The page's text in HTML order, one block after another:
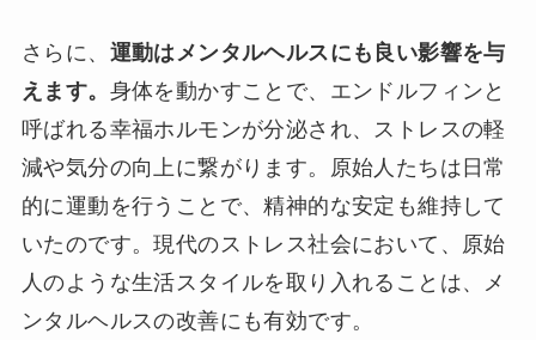
さらに、 運動はメンタルヘルスにも良い影響を与
えます。 身体を動かすことで、エンドルフィンと
呼ばれる幸福ホルモンが分泌され、ストレスの軽
減や気分の向上に繋がります。原始人たちは日常
的に運動を行うことで、精神的な安定も維持して
いたのです。現代のストレス社会において、原始
人のような生活スタイルを取り入れることは、メ
ンタルヘルスの改善にも有効です。